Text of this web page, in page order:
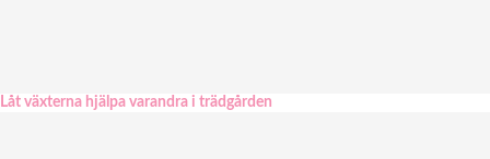
Låt växterna hjälpa varandra i trädgården